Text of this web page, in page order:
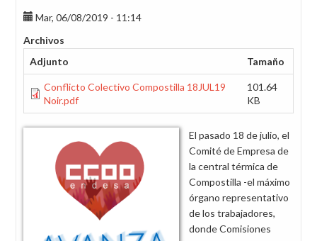
Mar, 06/08/2019 - 11:14
Archivos
Adjunto
Tamaño
Conflicto Colectivo Compostilla 18JUL19
Noir.pdf
101.64
KB
El pasado 18 de julio, el
Comité de Empresa de
la central térmica de
Compostilla -el máximo
órgano representativo
de los trabajadores,
donde Comisiones